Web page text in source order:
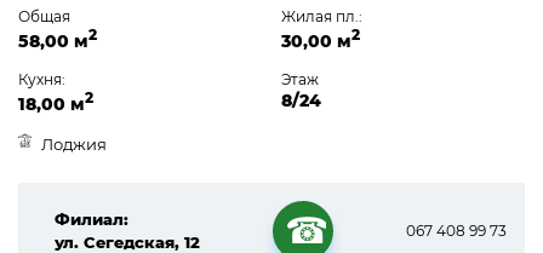
Общая
58,00 м2
Жилая пл.:
30,00 м2
Кухня:
18,00 м2
Этаж
8/24
Лоджия
Филиал:
ул. Сегедская, 12
067 408 99 73